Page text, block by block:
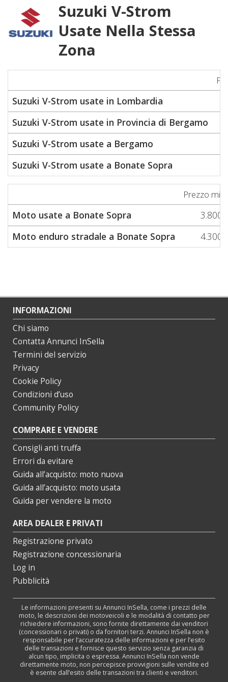
Suzuki V-Strom
Usate Nella Stessa
Zona
Suzuki V-Strom usate in Lombardia
Suzuki V-Strom usate in Provincia di Bergamo
Suzuki V-Strom usate a Bergamo
Suzuki V-Strom usate a Bonate Sopra
Prezzo
Moto usate a Bonate Sopra
3.800
Moto enduro stradale a Bonate Sopra
4.300
INFORMAZIONI
Chi siamo
Contatta Annunci InSella
Termini del servizio
Privacy
Cookie Policy
Condizioni d’uso
Community Policy
COMPRARE E VENDERE
Consigli anti truffa
Errori da evitare
Guida all’acquisto: moto nuova
Guida all’acquisto: moto usata
Guida per vendere la moto
AREA DEALER E PRIVATI
Registrazione privato
Registrazione concessionaria
Log in
Pubblicità
Le informazioni presenti su Annunci InSella, come i prezzi delle
moto, le descrizioni dei motoveicoli e le modalità di contatto per
richiedere informazioni, sono fornite direttamente dai venditori
(concessionari o privati) o da fornitori terzi. Annunci InSella non è
responsabile per l’accuratezza delle informazioni e per l’esito
delle transazioni e fornisce questo servizio senza garanzia di
alcun tipo, implicita o espressa. Annunci InSella non vende
direttamente moto, non percepisce provvigioni sulle vendite ed
è esente dall’esito delle transazioni tra clienti e venditori.